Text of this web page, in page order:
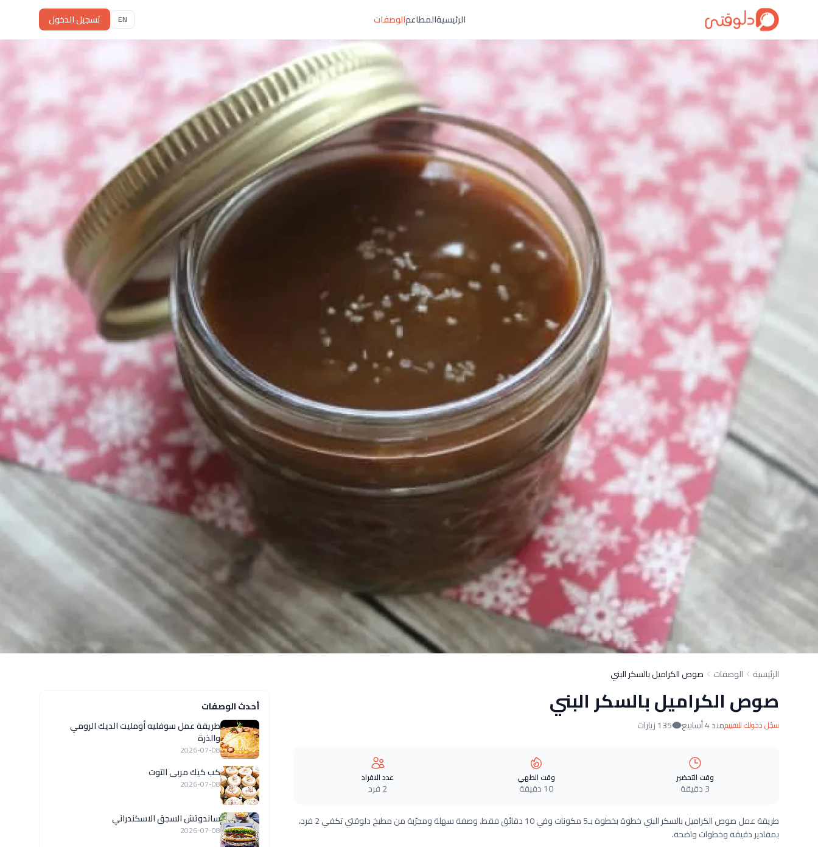
الرئيسيةالمطاعمالوصفات EN تسجيل الدخول
الرئيسية الوصفات صوص الكراميل بالسكر البني
صوص الكراميل بالسكر البني
سجّل دخولك للتقييممنذ 4 أسابيع 135 زيارات
وقت التحضير
3 دقيقة
وقت الطهي
10 دقيقة
عدد الافراد
2 فرد
طريقة عمل صوص الكراميل بالسكر البني خطوة بخطوة بـ5 مكونات وفي 10 دقائق فقط. وصفة سهلة ومجرّبة من مطبخ دلوقتي تكفي 2 فرد،
بمقادير دقيقة وخطوات واضحة.
أحدث الوصفات
طريقة عمل سوفليه أومليت الديك الرومي
والذرة
2026-07-08
كب كيك مربى التوت
2026-07-08
ساندوتش السجق الاسكندراني
2026-07-08